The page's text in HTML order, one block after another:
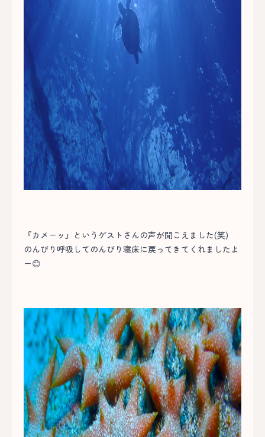
『カメーッ』というゲストさんの声が聞こえました(笑)
のんびり呼吸してのんびり寝床に戻ってきてくれましたよ
ー😊